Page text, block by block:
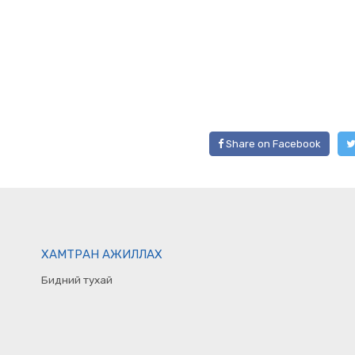
Share on Facebook
ХАМТРАН АЖИЛЛАХ
Бидний тухай